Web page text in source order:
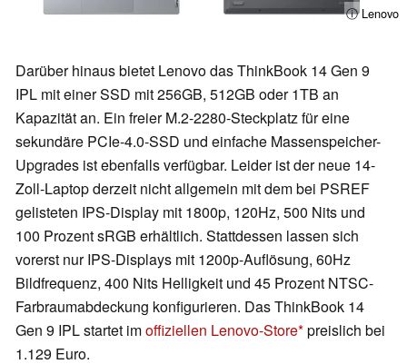
ⓘ Lenovo
Darüber hinaus bietet Lenovo das ThinkBook 14 Gen 9
IPL mit einer SSD mit 256GB, 512GB oder 1TB an
Kapazität an. Ein freier M.2-2280-Steckplatz für eine
sekundäre PCIe-4.0-SSD und einfache Massenspeicher-
Upgrades ist ebenfalls verfügbar. Leider ist der neue 14-
Zoll-Laptop derzeit nicht allgemein mit dem bei PSREF
gelisteten IPS-Display mit 1800p, 120Hz, 500 Nits und
100 Prozent sRGB erhältlich. Stattdessen lassen sich
vorerst nur IPS-Displays mit 1200p-Auflösung, 60Hz
Bildfrequenz, 400 Nits Helligkeit und 45 Prozent NTSC-
Farbraumabdeckung konfigurieren. Das ThinkBook 14
Gen 9 IPL startet imoffiziellen Lenovo-Store preislich bei
1.129 Euro.